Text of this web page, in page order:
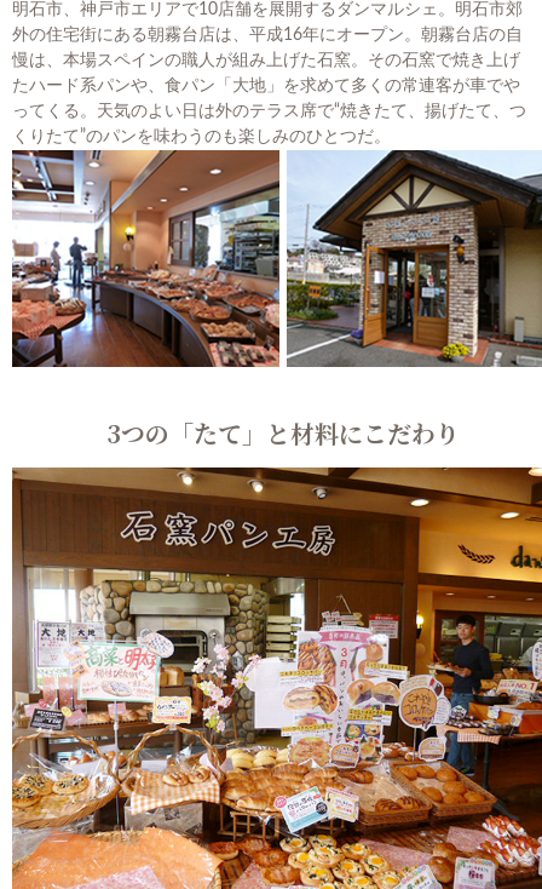
明石市、神戸市エリアで10店舗を展開するダンマルシェ。明石市郊
外の住宅街にある朝霧台店は、平成16年にオープン。朝霧台店の自
慢は、本場スペインの職人が組み上げた石窯。その石窯で焼き上げ
たハード系パンや、食パン「大地」を求めて多くの常連客が車でや
ってくる。天気のよい日は外のテラス席で“焼きたて、揚げたて、つ
くりたて”のパンを味わうのも楽しみのひとつだ。
3つの「たて」と材料にこだわり